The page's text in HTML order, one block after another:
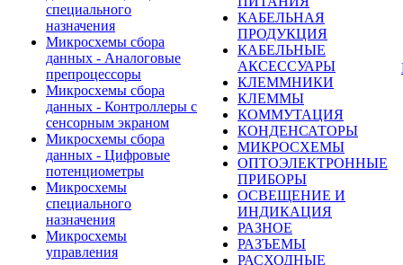
специального
назначения
Микросхемы сбора
данных - Аналоговые
препроцессоры
Микросхемы сбора
данных - Контроллеры с
сенсорным экраном
Микросхемы сбора
данных - Цифровые
потенциометры
Микросхемы
специального
назначения
Микросхемы
управления
КАБЕЛЬНАЯ
ПРОДУКЦИЯ
КАБЕЛЬНЫЕ
АКСЕССУАРЫ
КЛЕММНИКИ
КЛЕММЫ
КОММУТАЦИЯ
КОНДЕНСАТОРЫ
МИКРОСХЕМЫ
ОПТОЭЛЕКТРОННЫЕ
ПРИБОРЫ
ОСВЕЩЕНИЕ И
ИНДИКАЦИЯ
РАЗНОЕ
РАЗЪЕМЫ
РАСХОДНЫЕ